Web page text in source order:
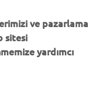
ve pazarlama
sitesi
yardımcı